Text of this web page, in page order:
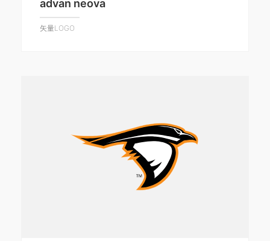
advan neova
矢量LOGO